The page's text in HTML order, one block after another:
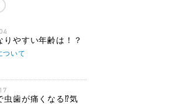
りやすい年齢は！？
ついて
虫歯が痛くなる⁉気